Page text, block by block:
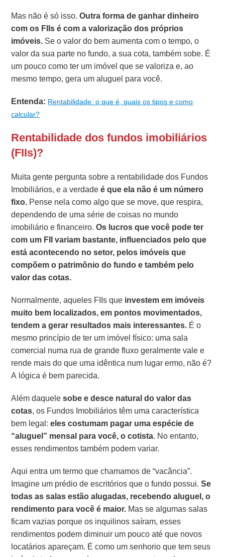
Mas não é só isso.Outra forma de ganhar dinheiro
com os FIIs é com a valorização dos próprios
imóveis. Se o valor do bem aumenta com o tempo, o
valor da sua parte no fundo, a sua cota, também sobe. É
um pouco como ter um imóvel que se valoriza e, ao
mesmo tempo, gera um aluguel para você.
Entenda: Rentabilidade: o que é, quais os tipos e como
calcular?
Rentabilidade dos fundos imobiliários
(FIIs)?
Muita gente pergunta sobre a rentabilidade dos Fundos
Imobiliários, e a verdadeé que ela não é um número
fixo. Pense nela como algo que se move, que respira,
dependendo de uma série de coisas no mundo
imobiliário e financeiro.Os lucros que você pode ter
com um FII variam bastante, influenciados pelo que
está acontecendo no setor, pelos imóveis que
compõem o patrimônio do fundo e também pelo
valor das cotas.
Normalmente, aqueles FIIs que investem em imóveis
muito bem localizados, em pontos movimentados,
tendem a gerar resultados mais interessantes. É o
mesmo princípio de ter um imóvel físico: uma sala
comercial numa rua de grande fluxo geralmente vale e
rende mais do que uma idêntica num lugar ermo, não é?
A lógica é bem parecida.
Além daquelesobe e desce natural do valor das
cotas, os Fundos Imobiliários têm uma característica
bem legal:eles costumam pagar uma espécie de
“aluguel” mensal para você, o cotista. No entanto,
esses rendimentos também podem variar.
Aqui entra um termo que chamamos de “vacância”.
Imagine um prédio de escritórios que o fundo possui.Se
todas as salas estão alugadas, recebendo aluguel, o
rendimento para você é maior. Mas se algumas salas
ficam vazias porque os inquilinos saíram, esses
rendimentos podem diminuir um pouco até que novos
locatários apareçam. É como um senhorio que tem seus